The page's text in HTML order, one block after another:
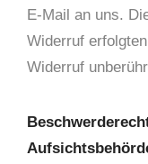
E-Mail an uns.
Widerruf
Widerruf